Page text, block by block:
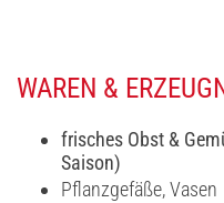
WAREN &
frisches Obst &
Saison)
Pflanzgefäße, Vasen